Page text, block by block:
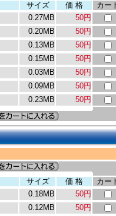
サイズ 価 格
カー
0.27MB
50円
0.20MB
50円
0.13MB
50円
0.15MB
50円
0.03MB
50円
0.09MB
50円
0.23MB 50円
サイズ 価 格
カー
0.18MB
50円
0.12MB
50円